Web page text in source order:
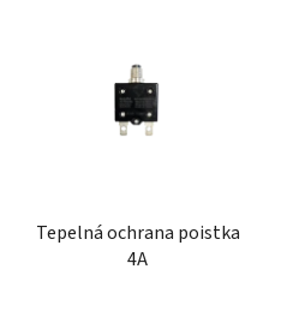
Tepelná ochrana poistka
4A